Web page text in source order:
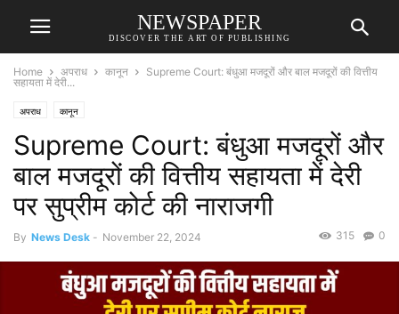
NEWSPAPER
DISCOVER THE ART OF PUBLISHING
Home अपराध कानून
Supreme Court: बंधुआ मजदूरों और बाल मजदूरों की वित्तीय
सहायता में देरी...
अपराध कानून
Supreme Court: बंधुआ मजदूरों और
बाल मजदूरों की वित्तीय सहायता में देरी
पर सुप्रीम कोर्ट की नाराजगी
By News Desk - November 22, 2024 0
315